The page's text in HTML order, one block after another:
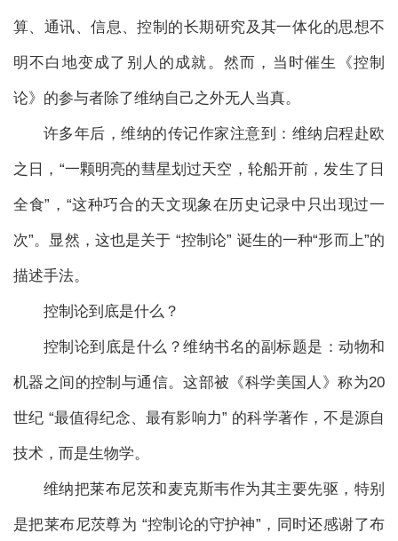
算、通讯、信息、控制的长期研究及其一体化的思想不
明不白地变成了别人的成就。然而，当时催生《控制
论》的参与者除了维纳自己之外无人当真。
许多年后，维纳的传记作家注意到：维纳启程赴欧
之日，“一颗明亮的彗星划过天空，轮船开前，发生了日
全食”，“这种巧合的天文现象在历史记录中只出现过一
次”。显然，这也是关于 “控制论” 诞生的一种“形而上”的
描述手法。
控制论到底是什么？
控制论到底是什么？维纳书名的副标题是：动物和
机器之间的控制与通信。这部被《科学美国人》称为20
世纪 “最值得纪念、最有影响力” 的科学著作，不是源自
技术，而是生物学。
维纳把莱布尼茨和麦克斯韦作为其主要先驱，特别
是把莱布尼茨尊为 “控制论的守护神”，同时还感谢了布